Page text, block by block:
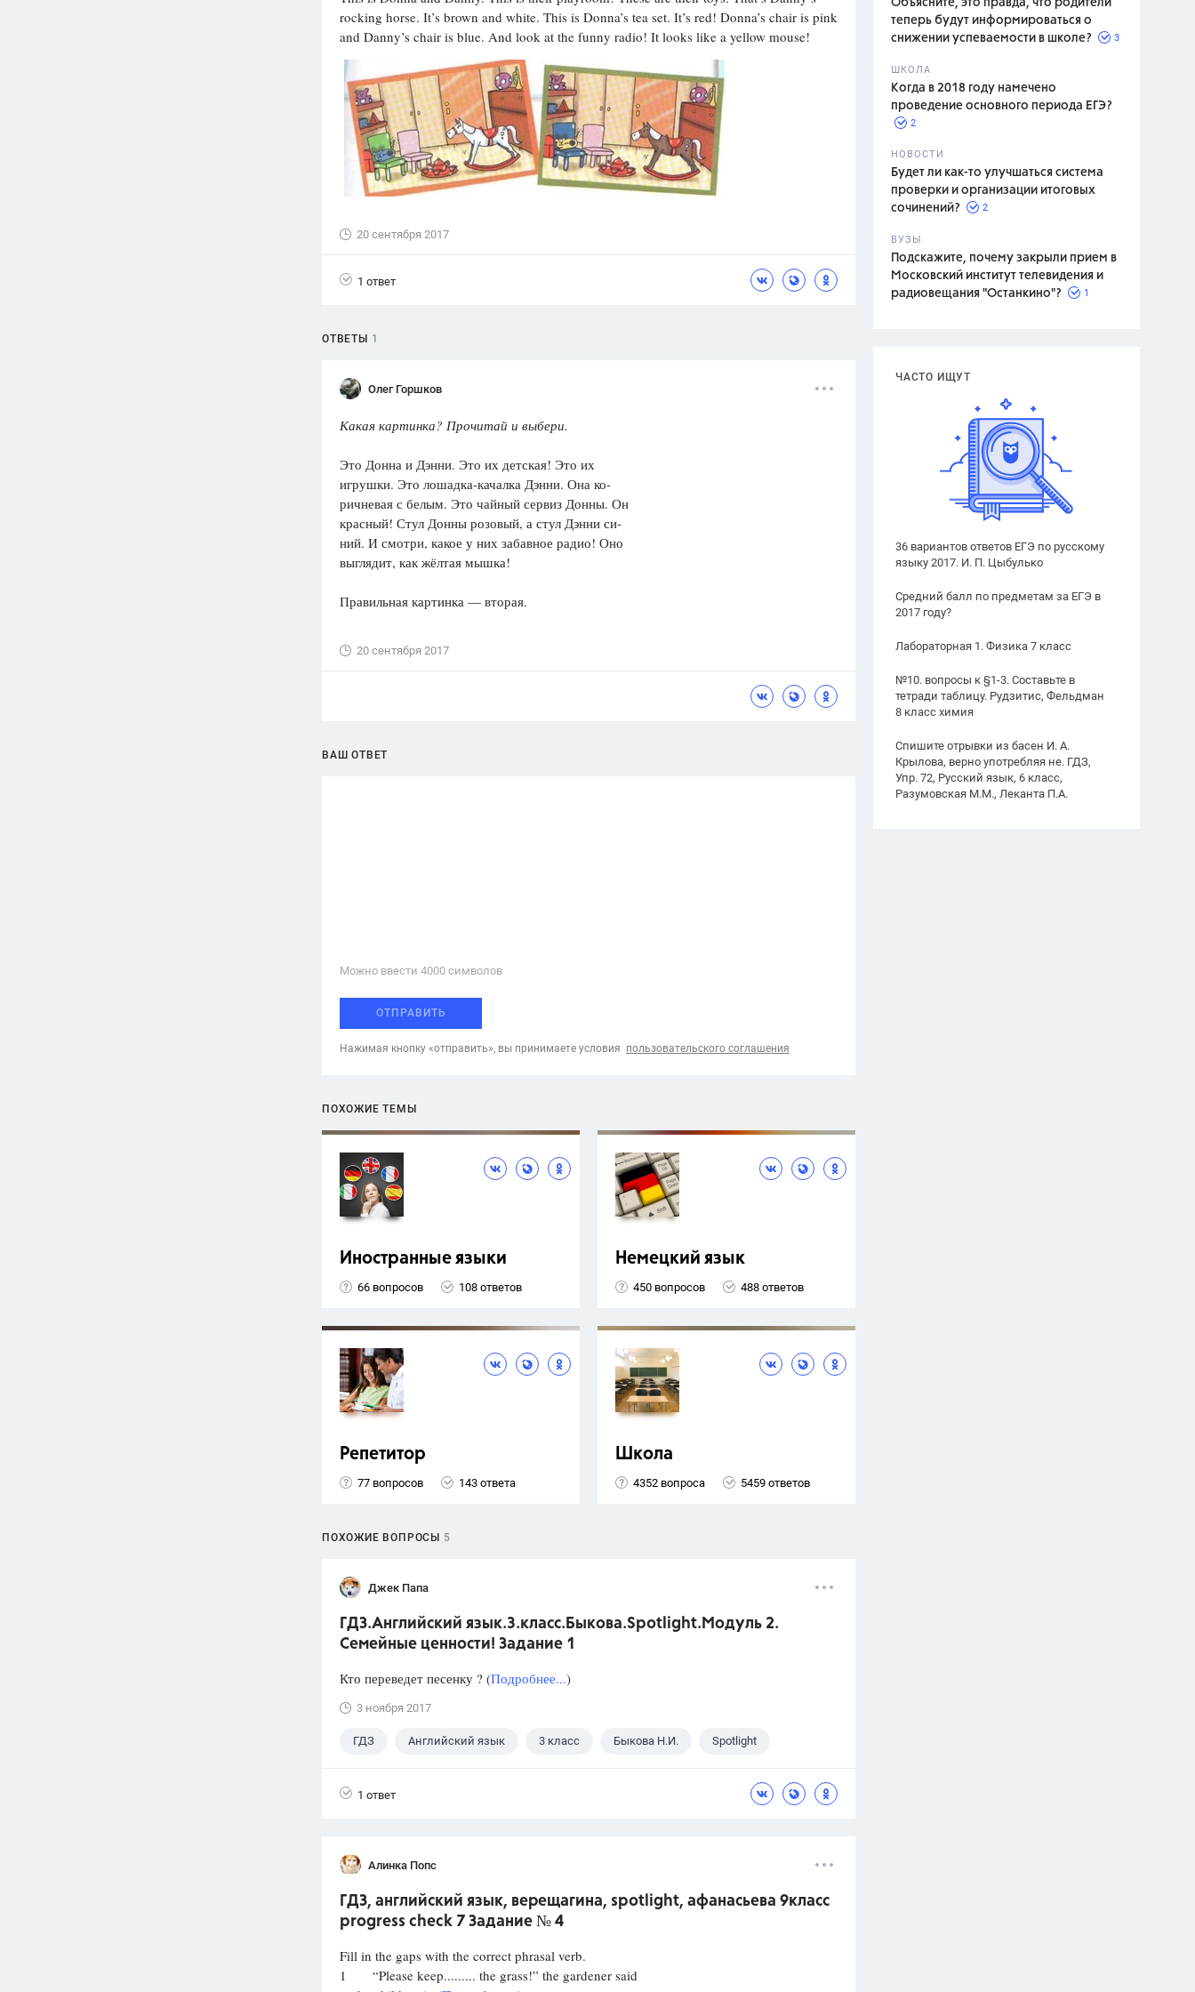
Олимпиады
ответа
Spotlight
ответ
ответов
Цветков Л. А.
Отношения,Любовь,Красота,
ПОКАЗАТЬ ВСЕ
Объясните, это правда, что родители
теперь будут информироваться о
снижении успеваемости в школе?
3
ШКОЛА
Когда в 2018 году намечено
проведение основного периода ЕГЭ?
2
НОВОСТИ
Будет ли как-то улучшаться система
проверки и организации итоговых
сочинений?
2
ВУЗЫ
Подскажите, почему закрыли прием в
Московский институт телевидения и
радиовещания "Останкино"?
1
ЧАСТО ИЩУТ
36 вариантов ответов ЕГЭ по русскому
языку 2017. И. П. Цыбулько
Средний балл по предметам за ЕГЭ в
2017 году?
Лабораторная 1. Физика 7 класс
№10. вопросы к §1-3. Составьте в
тетради таблицу. Рудзитис, Фельдман
8 класс химия
Спишите отрывки из басен И. А.
Крылова, верно употребляя не. ГДЗ,
Упр. 72, Русский язык, 6 класс,
Разумовская М.М., Леканта П.А.
rocking horse. It’s brown and white. This is Donna’s tea set. It’s red! Donna’s chair is pink
and Danny’s chair is blue. And look at the funny radio! It looks like a yellow mouse!
20 сентября 2017
1 ответ
ОТВЕТЫ 1
Олег Горшков
Какая картинка? Прочитай и выбери.
Это Донна и Дэнни. Это их детская! Это их
игрушки. Это лошадка-качалка Дэнни. Она ко-
ричневая с белым. Это чайный сервиз Донны. Он
красный! Стул Донны розовый, а стул Дэнни си-
ний. И смотри, какое у них забавное радио! Оно
выглядит, как жёлтая мышка!
Правильная картинка — вторая.
20 сентября 2017
ВАШ ОТВЕТ
Можно ввести 4000 cимволов
ОТПРАВИТЬ
Нажимая кнопку «отправить», вы принимаете условия пользовательского соглашения
ПОХОЖИЕ ТЕМЫ
Иностранные языки
66 вопросов 108 ответов
Немецкий язык
450 вопросов 488 ответов
Репетитор
77 вопросов 143 ответа
Школа
4352 вопроса 5459 ответов
ПОХОЖИЕ ВОПРОСЫ 5
Джек Папа
ГДЗ.Английский язык.3.класс.Быкова.Spotlight.Модуль 2.
Семейные ценности! Задание 1
Кто переведет песенку ? (Подробнее...)
3 ноября 2017
ГДЗ Английский язык 3 класс Быкова Н.И. Spotlight
1 ответ
Алинка Попс
ГДЗ, английский язык, верещагина, spotlight, афанасьева 9класс
progress check 7 Задание № 4
Fill in the gaps with the correct phrasal verb.
1 “Please keep......... the grass!” the gardener said